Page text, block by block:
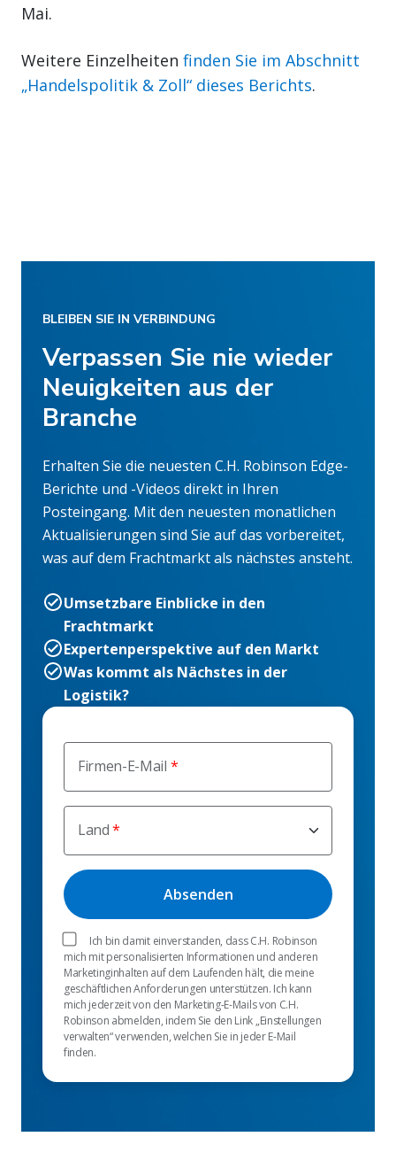
Mai.
Weitere Einzelheiten finden Sie im Abschnitt
„Handelspolitik & Zoll“ dieses Berichts.
Firmen-E-Mail
Land
Ich bin damit einverstanden, dass C.H. Robinson
mich mit personalisierten Informationen und anderen
Marketinginhalten auf dem Laufenden hält, die meine
geschäftlichen Anforderungen unterstützen. Ich kann
mich jederzeit von den Marketing-E-Mails von C.H.
Robinson abmelden, indem Sie den Link „Einstellungen
verwalten“ verwenden, welchen Sie in jeder E-Mail
finden.
BLEIBEN SIE IN VERBINDUNG
Verpassen Sie nie wieder
Neuigkeiten aus der
Branche
Erhalten Sie die neuesten C.H. Robinson Edge-
Berichte und -Videos direkt in Ihren
Posteingang. Mit den neuesten monatlichen
Aktualisierungen sind Sie auf das vorbereitet,
was auf dem Frachtmarkt als nächstes ansteht.
Umsetzbare Einblicke in den
Frachtmarkt
Expertenperspektive auf den Markt
Was kommt als Nächstes in der
Logistik?